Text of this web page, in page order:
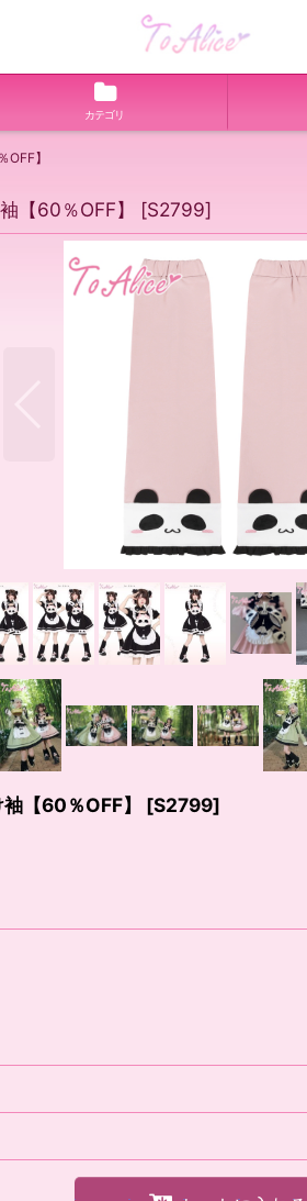
カテゴリ
】
【60％OFF】 [S2799]
【60％OFF】 [S2799]